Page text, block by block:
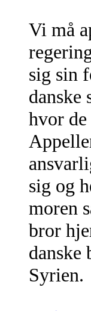
Vi må
sig sin
danske
hvor
sig og
moren
bror
danske
Syrien.